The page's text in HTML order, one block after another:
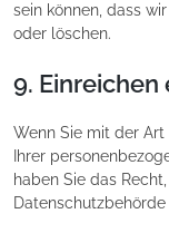
sein können, dass
oder löschen.
9.
Wenn Sie mit der
Ihrer
haben Sie das
Datenschutzbehörde